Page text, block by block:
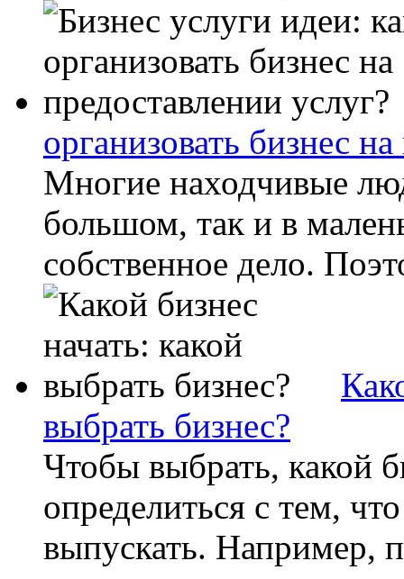
организовать бизнес
Многие находчивые
большом, так и в
собственное дело.
выбрать бизнес?
Чтобы выбрать, какой
определиться с тем,
выпускать. Например,